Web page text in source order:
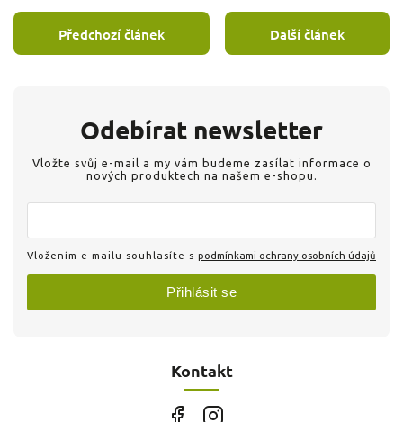
Předchozí článek Další článek
Kontakt
Odebírat newsletter
Vložte svůj e-mail a my vám budeme zasílat informace o
nových produktech na našem e-shopu.
Vložením e-mailu souhlasíte s podmínkami ochrany osobních údajů
Přihlásit se